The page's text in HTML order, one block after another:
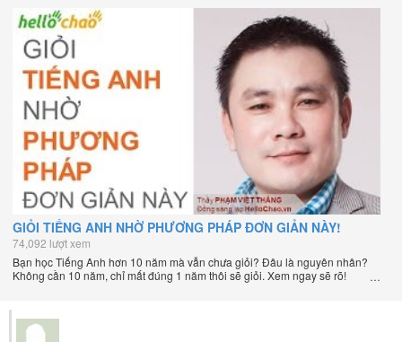
GIỎI TIẾNG ANH NHỜ PHƯƠNG PHÁP ĐƠN GIẢN NÀY!
74,092 lượt xem
Bạn học Tiếng Anh hơn 10 năm mà vẫn chưa giỏi? Đâu là nguyên nhân?
Không cần 10 năm, chỉ mất đúng 1 năm thôi sẽ giỏi. Xem ngay sẽ rõ!